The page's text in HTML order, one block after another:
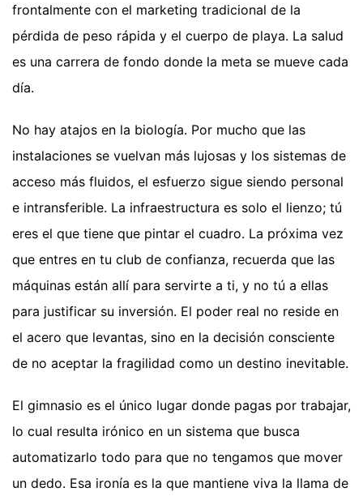
frontalmente con el marketing tradicional de la
pérdida de peso rápida y el cuerpo de playa. La salud
es una carrera de fondo donde la meta se mueve cada
día.
No hay atajos en la biología. Por mucho que las
instalaciones se vuelvan más lujosas y los sistemas de
acceso más fluidos, el esfuerzo sigue siendo personal
e intransferible. La infraestructura es solo el lienzo; tú
eres el que tiene que pintar el cuadro. La próxima vez
que entres en tu club de confianza, recuerda que las
máquinas están allí para servirte a ti, y no tú a ellas
para justificar su inversión. El poder real no reside en
el acero que levantas, sino en la decisión consciente
de no aceptar la fragilidad como un destino inevitable.
El gimnasio es el único lugar donde pagas por trabajar,
lo cual resulta irónico en un sistema que busca
automatizarlo todo para que no tengamos que mover
un dedo. Esa ironía es la que mantiene viva la llama de